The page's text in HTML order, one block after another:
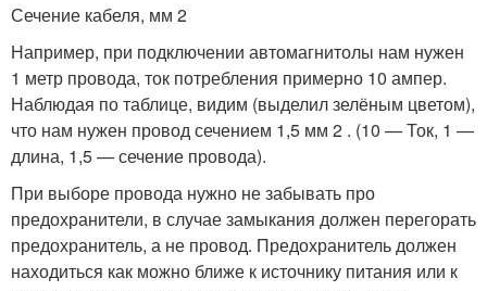
Сечение кабеля, мм 2
Например, при подключении автомагнитолы нам нужен
1 метр провода, ток потребления примерно 10 ампер.
Наблюдая по таблице, видим (выделил зелёным цветом),
что нам нужен провод сечением 1,5 мм 2 . (10 — Ток, 1 —
длина, 1,5 — сечение провода).
При выборе провода нужно не забывать про
предохранители, в случае замыкания должен перегорать
предохранитель, а не провод. Предохранитель должен
находиться как можно ближе к источнику питания или к